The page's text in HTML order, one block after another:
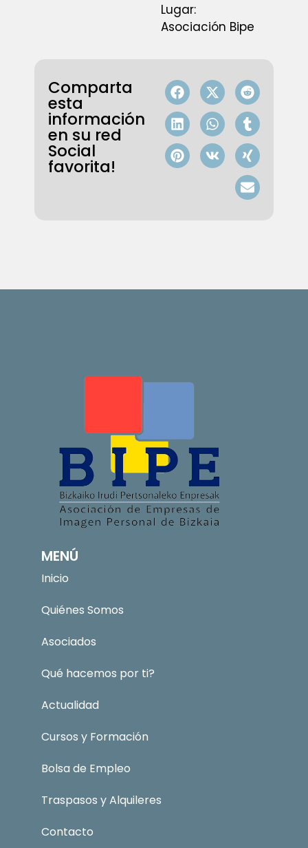
Lugar:
Asociación Bipe
Comparta
esta
información
en su red
Social
favorita!
MENÚ
Inicio
Quiénes Somos
Asociados
Qué hacemos por ti?
Actualidad
Cursos y Formación
Bolsa de Empleo
Traspasos y Alquileres
Contacto